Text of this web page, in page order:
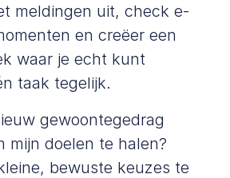
meldingen uit, check e-
en creëer een
waar je echt kunt
taak tegelijk.
gewoontegedrag
mijn doelen te halen?
bewuste keuzes te